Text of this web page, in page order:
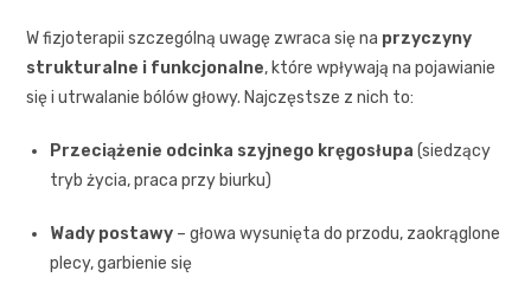
W fizjoterapii szczególną uwagę zwraca się na przyczyny
strukturalne i funkcjonalne, które wpływają na pojawianie
się i utrwalanie bólów głowy. Najczęstsze z nich to:
Przeciążenie odcinka szyjnego kręgosłupa (siedzący
tryb życia, praca przy biurku)
Wady postawy – głowa wysunięta do przodu, zaokrąglone
plecy, garbienie się